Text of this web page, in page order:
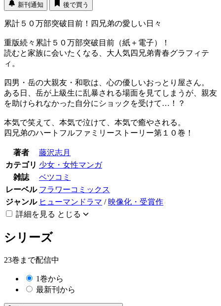
新刊通知 後で買う
累計５０万部突破目前！四兄弟の愛しい日々
重版続々累計５０万部突破目前（紙＋電子）！
読むと家族に会いたくなる、大人気四兄弟青春グラフィテ
ィ。
四男・岳の大親友・和歌は、心の優しいおっとり屋さん。
ある日、岳が上級生に乱暴される場面を見てしまうが、親友
を助けられなかった自分にショックを受けて…！？
本気で笑えて、本気で泣けて、本気で癒やされる。
四兄弟のハートフルファミリーストーリー第１０巻！
著者
藤沢志月
カテゴリ 少女・女性マンガ
雑誌
ベツコミ
レーベル フラワーコミックス
ジャンル ヒューマンドラマ / 映像化・受賞作
詳細を見る とじる
シリーズ
23巻まで配信中
1巻から
最新刊から